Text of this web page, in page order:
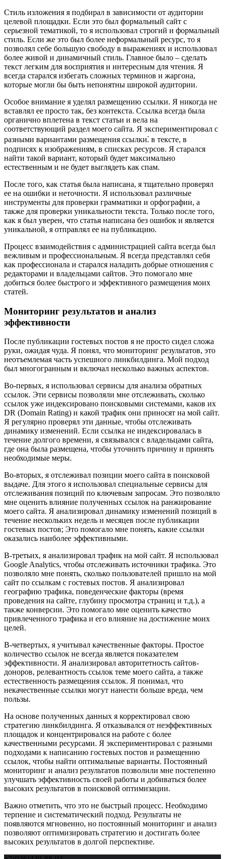
Стиль изложения я подбирал в зависимости от аудитории
целевой площадки. Если это был формальный сайт с
серьезной тематикой, то я использовал строгий и формальный
стиль. Если же это был более неформальный ресурс, то я
позволял себе большую свободу в выражениях и использовал
более живой и динамичный стиль. Главное было – сделать
текст легким для восприятия и интересным для чтения. Я
всегда старался избегать сложных терминов и жаргона,
которые могли бы быть непонятны широкой аудитории.
Особое внимание я уделял размещению ссылки. Я никогда не
вставлял ее просто так, без контекста. Ссылка всегда была
органично вплетена в текст статьи и вела на
соответствующий раздел моего сайта. Я экспериментировал с
разными вариантами размещения ссылки⁚ в тексте, в
подписях к изображениям, в списках ресурсов. Я старался
найти такой вариант, который будет максимально
естественным и не будет выглядеть как спам.
После того, как статья была написана, я тщательно проверял
ее на ошибки и неточности. Я использовал различные
инструменты для проверки грамматики и орфографии, а
также для проверки уникальности текста. Только после того,
как я был уверен, что статья написана без ошибок и является
уникальной, я отправлял ее на публикацию.
Процесс взаимодействия с администрацией сайта всегда был
вежливым и профессиональным. Я всегда представлял себя
как профессионала и старался наладить добрые отношения с
редакторами и владельцами сайтов. Это помогало мне
добиться более быстрого и эффективного размещения моих
статей.
Мониторинг результатов и анализ
эффективности
После публикации гостевых постов я не просто сидел сложа
руки, ожидая чуда. Я понял, что мониторинг результатов, это
неотъемлемая часть успешного линкбилдинга. Мой подход
был многогранным и включал несколько важных аспектов.
Во-первых, я использовал сервисы для анализа обратных
ссылок. Эти сервисы позволяли мне отслеживать, сколько
ссылок уже индексировано поисковыми системами, каков их
DR (Domain Rating) и какой трафик они приносят на мой сайт.
Я регулярно проверял эти данные, чтобы отслеживать
динамику изменений. Если ссылка не индексировалась в
течение долгого времени, я связывался с владельцами сайта,
где она была размещена, чтобы уточнить причину и принять
необходимые меры.
Во-вторых, я отслеживал позиции моего сайта в поисковой
выдаче. Для этого я использовал специальные сервисы для
отслеживания позиций по ключевым запросам. Это позволяло
мне оценить влияние полученных ссылок на ранжирование
моего сайта. Я анализировал динамику изменений позиций в
течение нескольких недель и месяцев после публикации
гостевых постов; Это помогало мне понять, какие ссылки
оказались наиболее эффективными.
В-третьих, я анализировал трафик на мой сайт. Я использовал
Google Analytics, чтобы отслеживать источники трафика. Это
позволяло мне понять, сколько пользователей пришло на мой
сайт по ссылкам с гостевых постов. Я анализировал
географию трафика, поведенческие факторы (время
проведения на сайте, глубину просмотра страниц и т.д.), а
также конверсии. Это помогало мне оценить качество
привлеченного трафика и его влияние на достижение моих
целей.
В-четвертых, я учитывал качественные факторы. Простое
количество ссылок не всегда является показателем
эффективности. Я анализировал авторитетность сайтов-
доноров, релевантность ссылок теме моего сайта, а также
естественность размещения ссылок. Я понимал, что
некачественные ссылки могут нанести больше вреда, чем
пользы.
На основе полученных данных я корректировал свою
стратегию линкбилдинга. Я отказывался от неэффективных
площадок и концентрировался на работе с более
качественными ресурсами. Я экспериментировал с разными
подходами к написанию гостевых постов и размещению
ссылок, чтобы найти оптимальные варианты. Постоянный
мониторинг и анализ результатов позволили мне постепенно
улучшать эффективность своей работы и добиваться более
высоких результатов в поисковой оптимизации.
Важно отметить, что это не быстрый процесс. Необходимо
терпение и систематический подход. Результаты не
появляются мгновенно, но постоянный мониторинг и анализ
позволяют оптимизировать стратегию и достигать более
высоких результатов в долгой перспективе.